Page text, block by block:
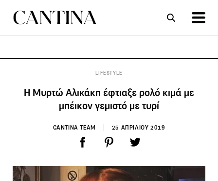
LIFESTYLE
Η Μυρτώ Αλικάκη έφτιαξε ρολό κιμά με
μπέικον γεμιστό με τυρί
CANTINA TEAM 25 ΑΠΡΙΛΙΟΥ 2019